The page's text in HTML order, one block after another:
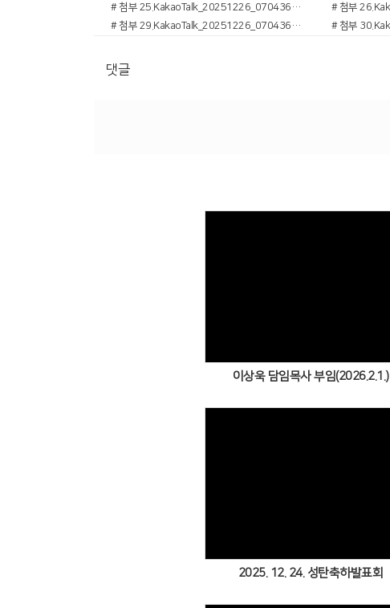
# 첨부 25.KakaoTalk_20251226_070436316_04.jpg
# 첨부 29.KakaoTalk_20251226_070436316_03.jpg
댓글
이상욱 담임목사 부임(2026.2.1.)
2025. 12. 24. 성탄축하발표회